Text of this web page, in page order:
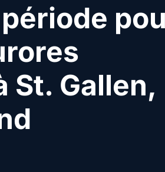
St. Gallen,